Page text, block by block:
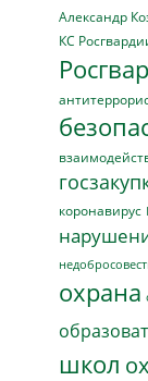
Александр
КС
коронавирус
охрана
школ